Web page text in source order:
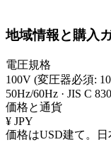
地域情報と購入
電圧規格
100V (変圧器必須:
50Hz/60Hz · JIS C
価格と通貨
¥ JPY
価格はUSD建て。